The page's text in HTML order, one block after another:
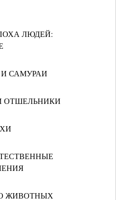
ЛЮДЕЙ:
И САМУРАИ
ОТШЕЛЬНИКИ
О ЖИВОТНЫХ